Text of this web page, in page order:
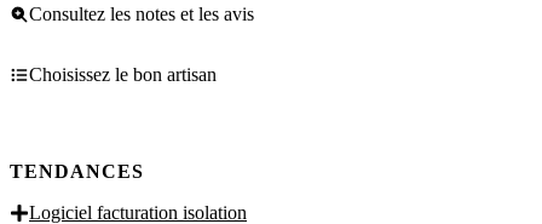
Consultez les notes et les avis
Choisissez le bon artisan
TENDANCES
Logiciel facturation isolation